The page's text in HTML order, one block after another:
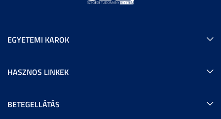
EGYETEMI KAROK
HASZNOS LINKEK
BETEGELLÁTÁS